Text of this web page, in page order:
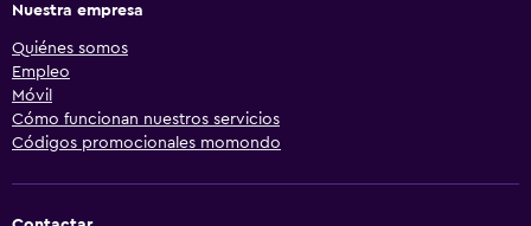
Nuestra empresa
Quiénes somos
Empleo
Móvil
Cómo funcionan nuestros servicios
Códigos promocionales momondo